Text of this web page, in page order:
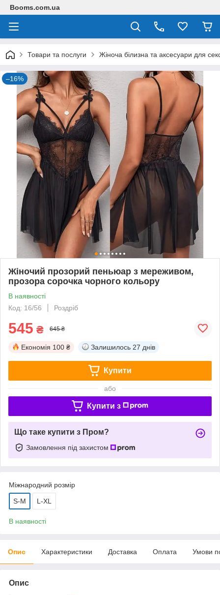
Booms.com.ua
Товари та послуги Жіноча білизна та аксесуари для
–16%
Жіночий прозорий пеньюар з мереживом,
прозора сорочка чорного кольору
В наявності
Код: 16/56
Роздріб
545 ₴ 645 ₴
Економія 100 ₴ Залишилось 27 днів
Купити
або
Купити з
Що таке купити з Пром?
Замовлення під захистом
Міжнародний розмір
S-M L-XL
В наявності
Опис Характеристики Доставка Оплата Умови
Опис